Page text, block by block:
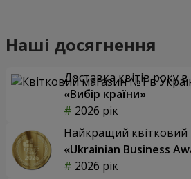
Наші досягнення
Доставка квітів року в
«Вибір країни»
2026 рік
Найкращий квітковий
«Ukrainian Business
2026 рік